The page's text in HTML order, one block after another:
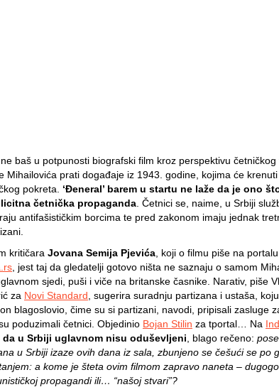
baš u potpunosti biografski film kroz perspektivu četničkog
Mihailovića prati događaje iz 1943. godine, kojima će
pokreta.
‘Đeneral’ barem u startu ne laže da je ono
četnička propaganda . Četnici se, naime, u Srbiji
antifašističkim borcima te pred zakonom imaju jednak
kritičara Jovana Semija Pjevića , koji o filmu piše na portalu
, jest taj da gledatelji gotovo ništa ne saznaju o samom
sjedi, puši i viče na britanske časnike. Narativ, piše
za Novi Standard , sugerira suradnju partizana i ustaša,
blagoslovio, čime su si partizani, navodi, pripisali zasluge
poduzimali četnici. Objedinio Bojan Stilin za tportal… Na
da u Srbiji uglavnom nisu oduševljeni , blago rečeno:
u Srbiji izaze ovih dana iz sala, zbunjeno se češući se po
a kome je šteta ovim filmom zapravo naneta –
propagandi ili… “našoj stvari”?